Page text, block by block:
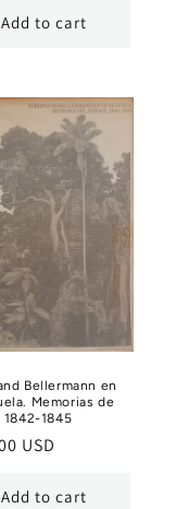
Add to cart
Bellermann en
Memorias de
1842-1845
USD
Add to cart